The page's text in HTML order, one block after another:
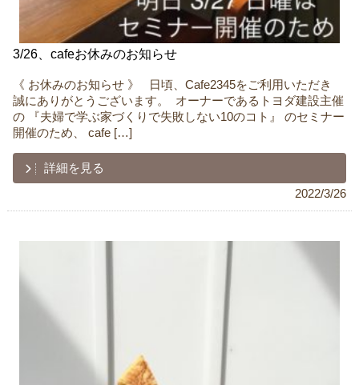
3/26、cafeお休みのお知らせ
《 お休みのお知らせ 》 ㅤ ㅤ 日頃、Cafe2345をご利用いただき
誠にありがとうございます。 ㅤ オーナーであるトヨダ建設主催
のㅤ ㅤ『夫婦で学ぶ家づくりで失敗しない10のコト』 のセミナー
開催のため、 cafe […]
詳細を見る
2022/3/26